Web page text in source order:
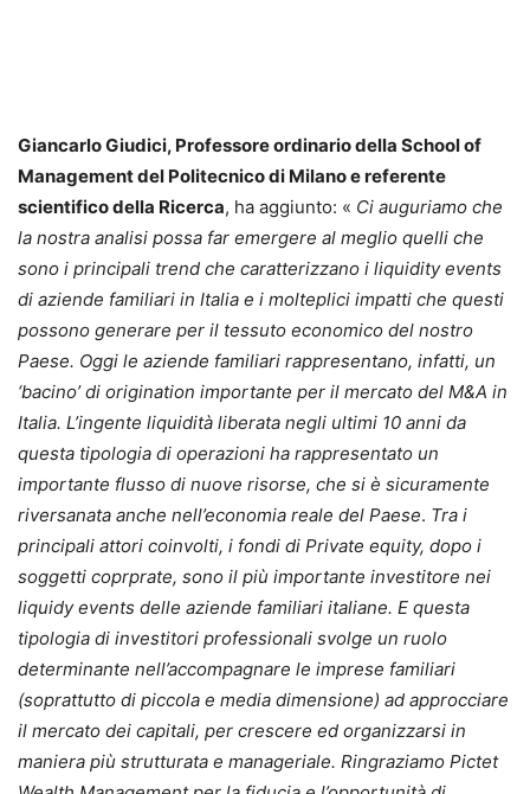
Giancarlo Giudici, Professore ordinario della School of
Management del Politecnico di Milano e referente
scientifico della Ricerca, ha aggiunto: « Ci auguriamo che
la nostra analisi possa far emergere al meglio quelli che
sono i principali trend che caratterizzano i liquidity events
di aziende familiari in Italia e i molteplici impatti che questi
possono generare per il tessuto economico del nostro
Paese. Oggi le aziende familiari rappresentano, infatti, un
‘bacino’ di origination importante per il mercato del M&A in
Italia. L’ingente liquidità liberata negli ultimi 10 anni da
questa tipologia di operazioni ha rappresentato un
importante flusso di nuove risorse, che si è sicuramente
riversanata anche nell’economia reale del Paese. Tra i
principali attori coinvolti, i fondi di Private equity, dopo i
soggetti coprprate, sono il più importante investitore nei
liquidy events delle aziende familiari italiane. E questa
tipologia di investitori professionali svolge un ruolo
determinante nell’accompagnare le imprese familiari
(soprattutto di piccola e media dimensione) ad approcciare
il mercato dei capitali, per crescere ed organizzarsi in
maniera più strutturata e manageriale. Ringraziamo Pictet